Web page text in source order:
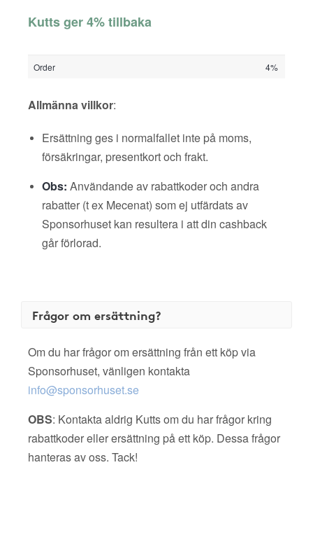
Kutts ger 4% tillbaka
Order 4%
Allmänna villkor:
Ersättning ges i normalfallet inte på moms,
försäkringar, presentkort och frakt.
Obs: Användande av rabattkoder och andra
rabatter (t ex Mecenat) som ej utfärdats av
Sponsorhuset kan resultera i att din cashback
går förlorad.
Frågor om ersättning?
Om du har frågor om ersättning från ett köp via
Sponsorhuset, vänligen kontakta
info@sponsorhuset.se
OBS: Kontakta aldrig Kutts om du har frågor kring
rabattkoder eller ersättning på ett köp. Dessa frågor
hanteras av oss. Tack!